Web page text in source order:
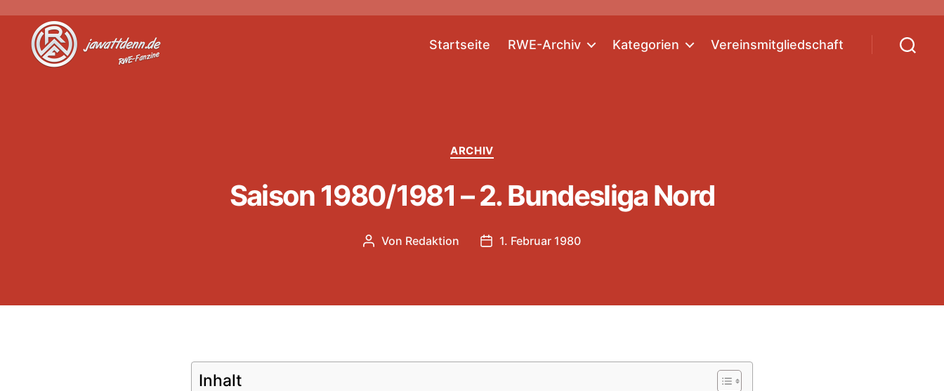
Startseite RWE-Archiv Kategorien Vereinsmitgliedschaft
Kategorien
ARCHIV
Saison 1980/1981 – 2. Bundesliga Nord
Beitragsautor
Von Redaktion Veröffentlichungsdatum
1. Februar 1980
Inhalt